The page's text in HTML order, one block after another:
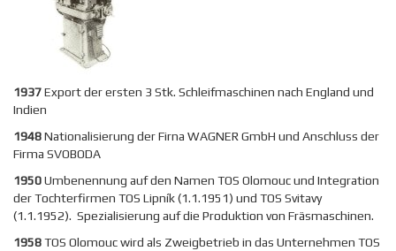
1937Export der ersten 3 Stk. Schleifmaschinen nach England und
Indien
1948Nationalisierung der Firna WAGNER GmbH und Anschluss der
Firma SVOBODA
1950Umbenennung auf den Namen TOS Olomouc und Integration
der Tochterfirmen TOS Lipník (1.1.1951) und TOS Svitavy
(1.1.1952). Spezialisierung auf die Produktion von Fräsmaschinen.
1958TOS Olomouc wird als Zweigbetrieb in das Unternehmen TOS